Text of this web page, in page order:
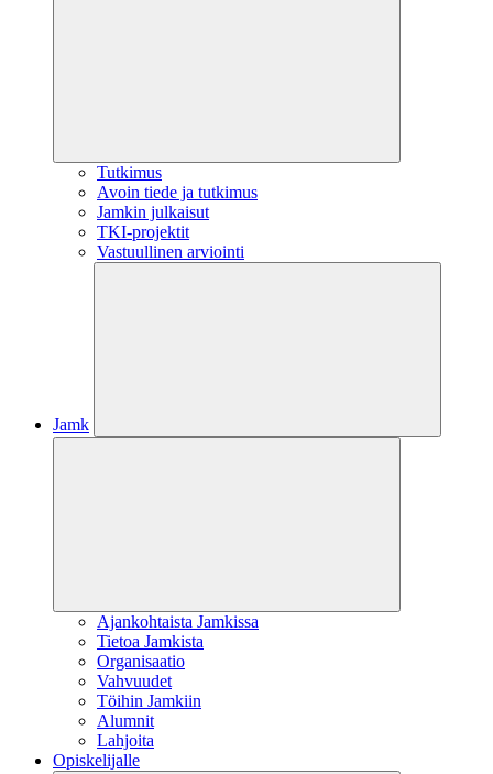
Tutkimus
Avoin tiede ja tutkimus
Jamkin julkaisut
TKI-projektit
Vastuullinen arviointi
Jamk
Ajankohtaista Jamkissa
Tietoa Jamkista
Organisaatio
Vahvuudet
Töihin Jamkiin
Alumnit
Lahjoita
Opiskelijalle